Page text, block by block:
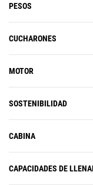
PESOS
CUCHARONES
MOTOR
SOSTENIBILIDAD
CABINA
CAPACIDADES DE